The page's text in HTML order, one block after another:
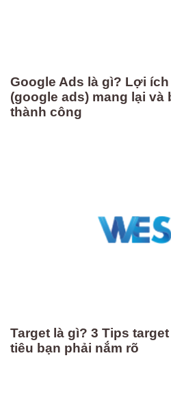
Google Ads là gì? Lợi
(google ads) mang lại và
thành công
Target là gì? 3 Tips
tiêu bạn phải nắm rõ